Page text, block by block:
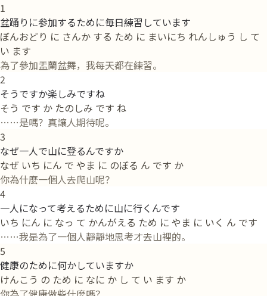
1
盆踊りに参加するために毎日練習しています
ぼんおどり に さんか する ため に まいにち れんしゅう し て
い ます
為了參加盂蘭盆舞，我每天都在練習。
2
そうですか楽しみですね
そう です か たのしみ です ね
……是嗎？真讓人期待呢。
3
なぜ一人で山に登るんですか
なぜ いち にん で やま に のぼる ん です か
你為什麼一個人去爬山呢？
4
一人になって考えるために山に行くんです
いち にん に なっ て かんがえる ため に やま に いく ん です
……我是為了一個人靜靜地思考才去山裡的。
5
健康のために何かしていますか
けんこう の ため に なに か し て い ます か